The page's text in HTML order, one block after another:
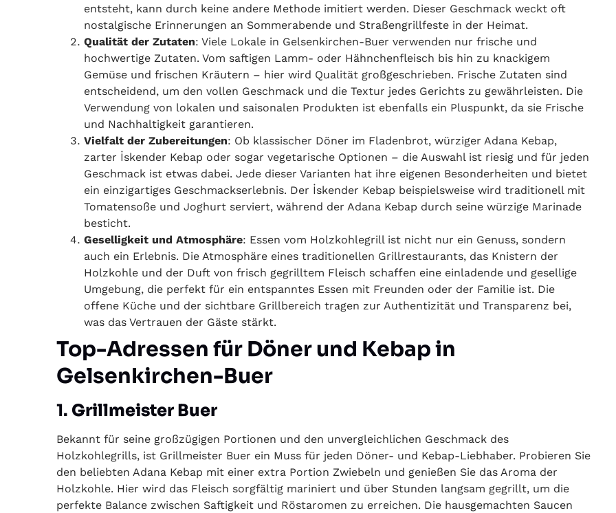
entsteht, kann durch keine andere Methode imitiert werden. Dieser Geschmack weckt oft
nostalgische Erinnerungen an Sommerabende und Straßengrillfeste in der Heimat.
Qualität der Zutaten: Viele Lokale in Gelsenkirchen-Buer verwenden nur frische und
hochwertige Zutaten. Vom saftigen Lamm- oder Hähnchenfleisch bis hin zu knackigem
Gemüse und frischen Kräutern – hier wird Qualität großgeschrieben. Frische Zutaten sind
entscheidend, um den vollen Geschmack und die Textur jedes Gerichts zu gewährleisten. Die
Verwendung von lokalen und saisonalen Produkten ist ebenfalls ein Pluspunkt, da sie Frische
und Nachhaltigkeit garantieren.
Vielfalt der Zubereitungen: Ob klassischer Döner im Fladenbrot, würziger Adana Kebap,
zarter İskender Kebap oder sogar vegetarische Optionen – die Auswahl ist riesig und für jeden
Geschmack ist etwas dabei. Jede dieser Varianten hat ihre eigenen Besonderheiten und bietet
ein einzigartiges Geschmackserlebnis. Der İskender Kebap beispielsweise wird traditionell mit
Tomatensoße und Joghurt serviert, während der Adana Kebap durch seine würzige Marinade
besticht.
Geselligkeit und Atmosphäre: Essen vom Holzkohlegrill ist nicht nur ein Genuss, sondern
auch ein Erlebnis. Die Atmosphäre eines traditionellen Grillrestaurants, das Knistern der
Holzkohle und der Duft von frisch gegrilltem Fleisch schaffen eine einladende und gesellige
Umgebung, die perfekt für ein entspanntes Essen mit Freunden oder der Familie ist. Die
offene Küche und der sichtbare Grillbereich tragen zur Authentizität und Transparenz bei,
was das Vertrauen der Gäste stärkt.
Top-Adressen für Döner und Kebap in
Gelsenkirchen-Buer
1. Grillmeister Buer
Bekannt für seine großzügigen Portionen und den unvergleichlichen Geschmack des
Holzkohlegrills, ist Grillmeister Buer ein Muss für jeden Döner- und Kebap-Liebhaber. Probieren Sie
den beliebten Adana Kebap mit einer extra Portion Zwiebeln und genießen Sie das Aroma der
Holzkohle. Hier wird das Fleisch sorgfältig mariniert und über Stunden langsam gegrillt, um die
perfekte Balance zwischen Saftigkeit und Röstaromen zu erreichen. Die hausgemachten Saucen